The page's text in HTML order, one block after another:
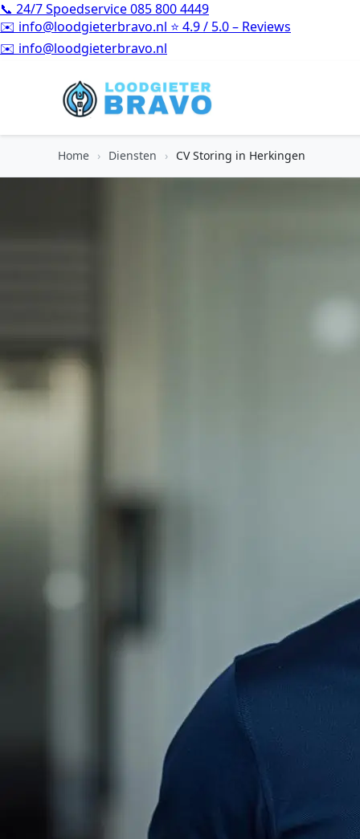
📞 24/7 Spoedservice085 800 4449
✉️ info@loodgieterbravo.nl ⭐ 4.9 / 5.0 – Reviews
⭐4.9 / 5.0 – Reviews
Home › Diensten › CV Storing in Herkingen